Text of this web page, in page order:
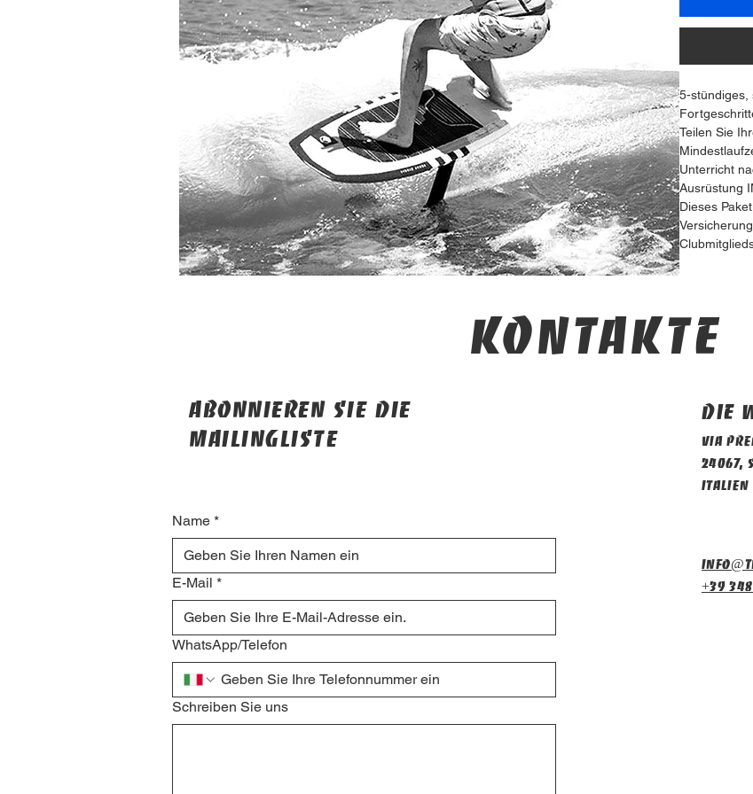
5-stündiges,
Teilen Sie
Unterricht
Ausrüstung
Dieses
Kontakte
Abonnieren Sie die
Mailingliste
Name *
E-Mail *
WhatsApp/Telefon
Schreiben Sie uns
Die
Via
24067,
Italien
+39